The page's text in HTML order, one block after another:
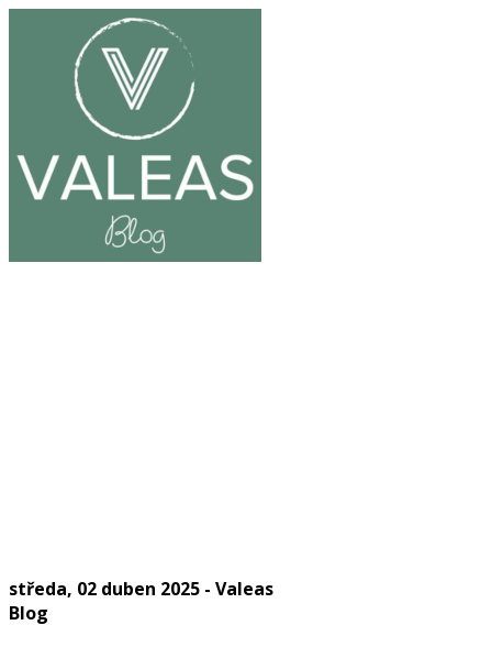
středa, 02 duben 2025 - Valeas
Blog